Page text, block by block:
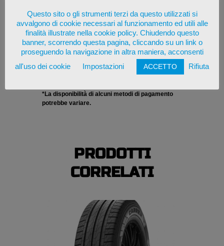
*La disponibilità di alcuni metodi di pagamento
potrebbe variare.
PRODOTTI
CORRELATI
Questo sito o gli strumenti terzi da questo utilizzati si
avvalgono di cookie necessari al funzionamento ed utili alle
finalità illustrate nella cookie policy. Chiudendo questo
banner, scorrendo questa pagina, cliccando su un link o
proseguendo la navigazione in altra maniera, acconsenti
all'uso dei cookie
Impostazioni ACCETTO Rifiuta